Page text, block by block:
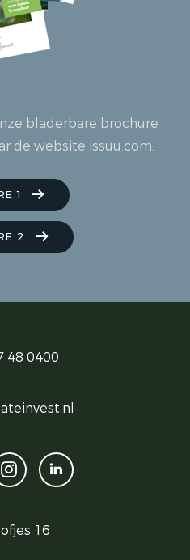
bladerbare brochure
de website issuu.com.
1
2
48 0400
16